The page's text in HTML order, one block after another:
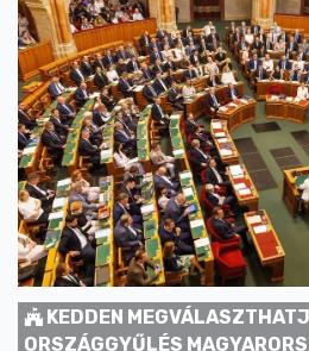
KEDDEN
ORSZÁGGYŰLÉS